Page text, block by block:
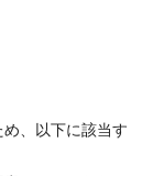
、以下に該当す